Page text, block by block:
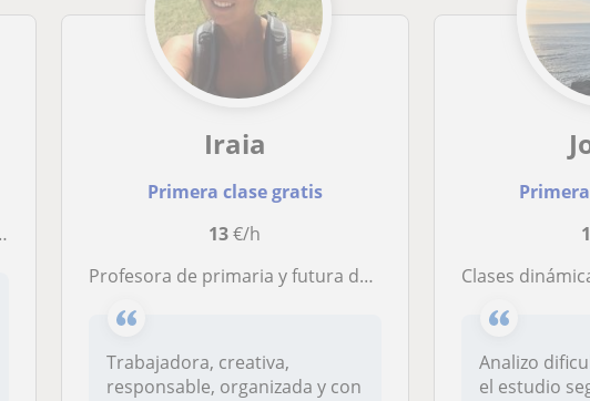
Iraia
Primera clase gratis
13€/h
Profesora de primaria y futura doctora imparte clases
Trabajadora, creativa,
responsable, organizada y con
Clases dinámicas, claras,
Analizo
el estudio